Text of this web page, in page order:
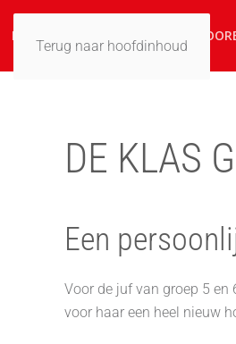
Terug naar hoofdinhoud
HOME
DE KLAS
Een
Voor de juf van groep 5
voor haar een heel nieuw